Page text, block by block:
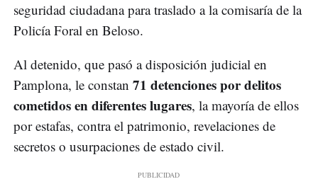
seguridad ciudadana para traslado a la comisaría de la
Policía Foral en Beloso.
Al detenido, que pasó a disposición judicial en
Pamplona, le constan 71 detenciones por delitos
cometidos en diferentes lugares, la mayoría de ellos
por estafas, contra el patrimonio, revelaciones de
secretos o usurpaciones de estado civil.